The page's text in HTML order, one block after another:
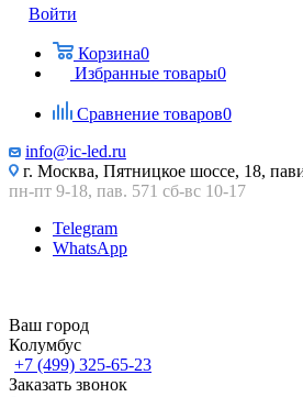
Войти
Корзина0
Избранные товары0
Сравнение товаров0
info@ic-led.ru
г. Москва, Пятницкое шоссе, 18,
пн-пт 9-18, пав. 571 сб-вс 10-17
Telegram
WhatsApp
Ваш город
Колумбус
+7 (499) 325-65-23
Заказать звонок